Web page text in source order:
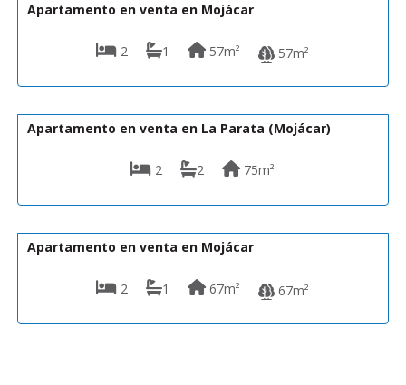
Apartamento en venta en Mojácar
2 1 57m² 57m²
Apartamento en venta en La Parata (Mojácar)
2 2 75m²
Apartamento en venta en Mojácar
2 1 67m² 67m²